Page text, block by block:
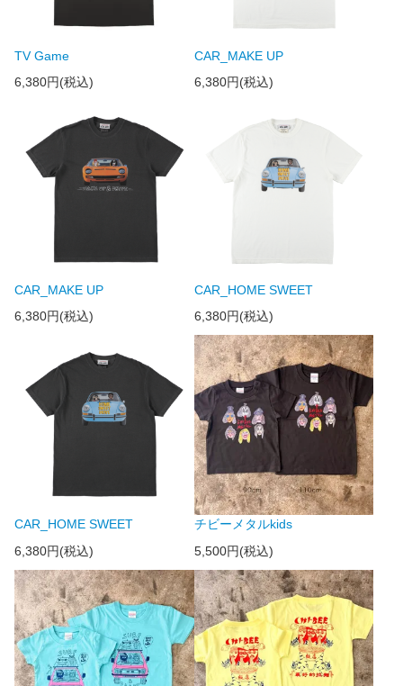
TV Game
6,380円(税込)
CAR_MAKE UP
6,380円(税込)
CAR_MAKE UP
6,380円(税込)
CAR_HOME SWEET
6,380円(税込)
CAR_HOME SWEET
6,380円(税込)
チビーメタルkids
5,500円(税込)